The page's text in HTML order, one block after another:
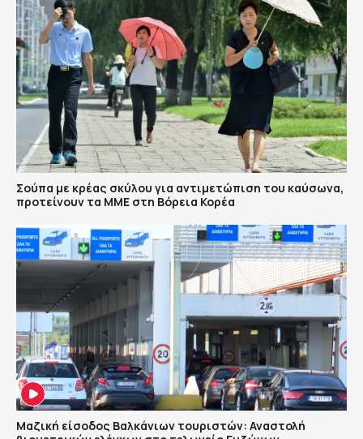
Σούπα με κρέας σκύλου για αντιμετώπιση του καύσωνα,
προτείνουν τα ΜΜΕ στη Βόρεια Κορέα
Μαζική είσοδος Βαλκάνιων τουριστών: Αναστολή